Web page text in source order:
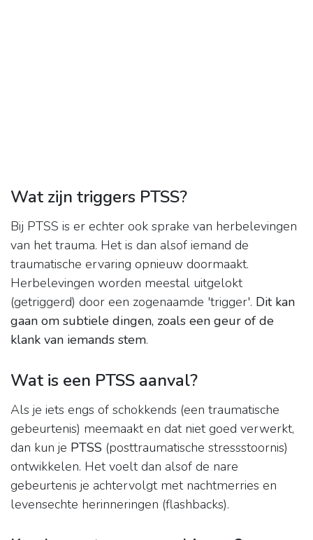
Wat zijn triggers PTSS?
Bij PTSS is er echter ook sprake van herbelevingen
van het trauma. Het is dan alsof iemand de
traumatische ervaring opnieuw doormaakt.
Herbelevingen worden meestal uitgelokt
(getriggerd) door een zogenaamde 'trigger'. Dit kan
gaan om subtiele dingen, zoals een geur of de
klank van iemands stem.
Wat is een PTSS aanval?
Als je iets engs of schokkends (een traumatische
gebeurtenis) meemaakt en dat niet goed verwerkt,
dan kun je PTSS (posttraumatische stressstoornis)
ontwikkelen. Het voelt dan alsof de nare
gebeurtenis je achtervolgt met nachtmerries en
levensechte herinneringen (flashbacks).